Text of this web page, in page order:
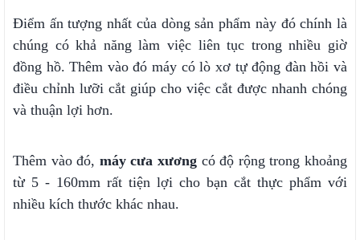
Điểm ấn tượng nhất của dòng sản phẩm này đó chính là
chúng có khả năng làm việc liên tục trong nhiều giờ
đồng hồ. Thêm vào đó máy có lò xơ tự động đàn hồi và
điều chỉnh lưỡi cắt giúp cho việc cắt được nhanh chóng
và thuận lợi hơn.
Thêm vào đó, máy cưa xương có độ rộng trong khoảng
từ 5 - 160mm rất tiện lợi cho bạn cắt thực phẩm với
nhiều kích thước khác nhau.